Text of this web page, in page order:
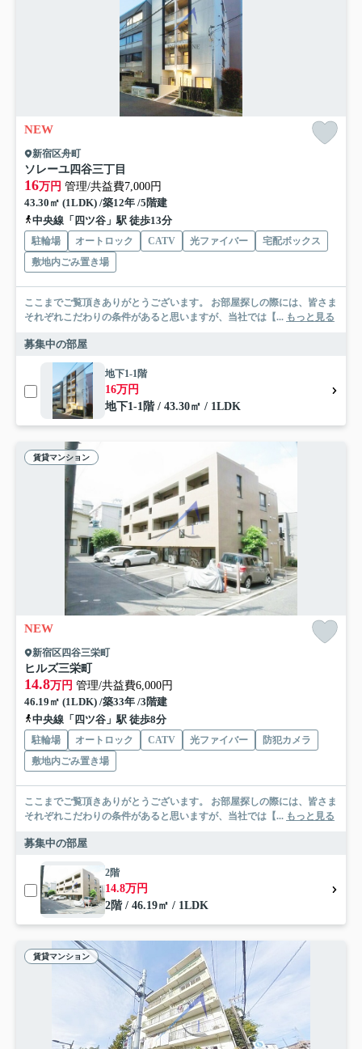
NEW
新宿区舟町
ソレーユ四谷三丁目
16万円 管理/共益費7,000円
43.30㎡ (1LDK) /築12年 /5階建
中央線「四ツ谷」駅 徒歩13分
駐輪場 オートロック CATV 光ファイバー
宅配ボックス
敷地内ごみ置き場
ここまでご覧頂きありがとうございます。 お部屋探しの際には、皆さま
それぞれこだわりの条件があると思いますが、当社では【... もっと見る
募集中の部屋
地下1-1階
16万円
地下1-1階 / 43.30㎡ / 1LDK
賃貸マンション
NEW
新宿区四谷三栄町
ヒルズ三栄町
14.8万円 管理/共益費6,000円
46.19㎡ (1LDK) /築33年 /3階建
中央線「四ツ谷」駅 徒歩8分
駐輪場 オートロック CATV 光ファイバー
防犯カメラ
敷地内ごみ置き場
ここまでご覧頂きありがとうございます。 お部屋探しの際には、皆さま
それぞれこだわりの条件があると思いますが、当社では【... もっと見る
募集中の部屋
2階
14.8万円
2階 / 46.19㎡ / 1LDK
賃貸マンション